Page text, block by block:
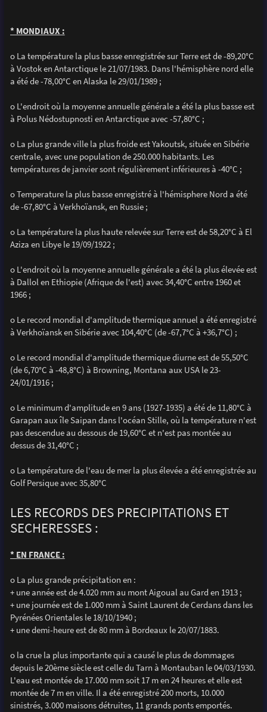
* MONDIAUX :
o La température la plus basse enregistrée sur Terre est de -89,20°C
à Vostok en Antarctique le 21/07/1983. Dans l'hémisphère nord elle
a été de -78,00°C en Alaska le 29/01/1989 ;
o L'endroit où la moyenne annuelle générale a été la plus basse est
à Polus Nédostupnosti en Antarctique avec -57,80°C ;
o La plus grande ville la plus froide est Yakoutsk, située en Sibérie
centrale, avec une population de 250.000 habitants. Les
températures de janvier sont régulièrement inférieures à -40°C ;
o Temperature la plus basse enregistré à l'hémisphere Nord a été
de -67,80°C à Verkhoïansk, en Russie ;
o La température la plus haute relevée sur Terre est de 58,20°C à El
Aziza en Libye le 19/09/1922 ;
o L'endroit où la moyenne annuelle générale a été la plus élevée est
à Dallol en Ethiopie (Afrique de l'est) avec 34,40°C entre 1960 et
1966 ;
o Le record mondial d'amplitude thermique annuel a été enregistré
à Verkhoïansk en Sibérie avec 104,40°C (de -67,7°C à +36,7°C) ;
o Le record mondial d'amplitude thermique diurne est de 55,50°C
(de 6,70°C à -48,8°C) à Browning, Montana aux USA le 23-
24/01/1916 ;
o Le minimum d'amplitude en 9 ans (1927-1935) a été de 11,80°C à
Garapan aux île Saipan dans l'océan Stille, où la température n'est
pas descendue au dessous de 19,60°C et n'est pas montée au
dessus de 31,40°C ;
o La température de l'eau de mer la plus élevée a été enregistrée au
Golf Persique avec 35,80°C
LES RECORDS DES PRECIPITATIONS ET
SECHERESSES :
* EN FRANCE :
o La plus grande précipitation en :
+ une année est de 4.020 mm au mont Aigoual au Gard en 1913 ;
+ une journée est de 1.000 mm à Saint Laurent de Cerdans dans les
Pyrénées Orientales le 18/10/1940 ;
+ une demi-heure est de 80 mm à Bordeaux le 20/07/1883.
o la crue la plus importante qui a causé le plus de dommages
depuis le 20ème siècle est celle du Tarn à Montauban le 04/03/1930.
L'eau est montée de 17.000 mm soit 17 m en 24 heures et elle est
montée de 7 m en ville. Il a été enregistré 200 morts, 10.000
sinistrés, 3.000 maisons détruites, 11 grands ponts emportés.